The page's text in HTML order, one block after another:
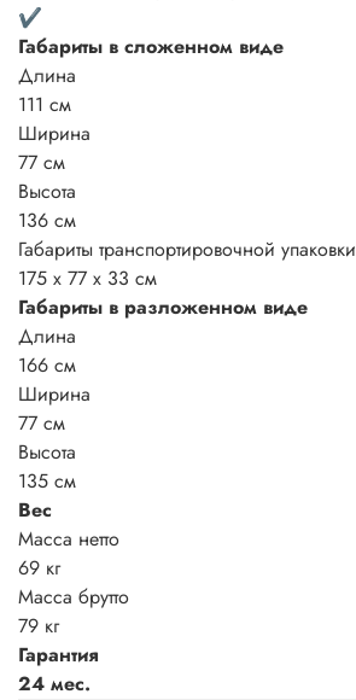
✔
Габариты в сложенном виде
Длина
111 см
Ширина
77 см
Высота
136 см
Габариты транспортировочной упаковки
175 x 77 x 33 см
Габариты в разложенном виде
Длина
166 см
Ширина
77 см
Высота
135 см
Вес
Масса нетто
69 кг
Масса брутто
79 кг
Гарантия
24 мес.